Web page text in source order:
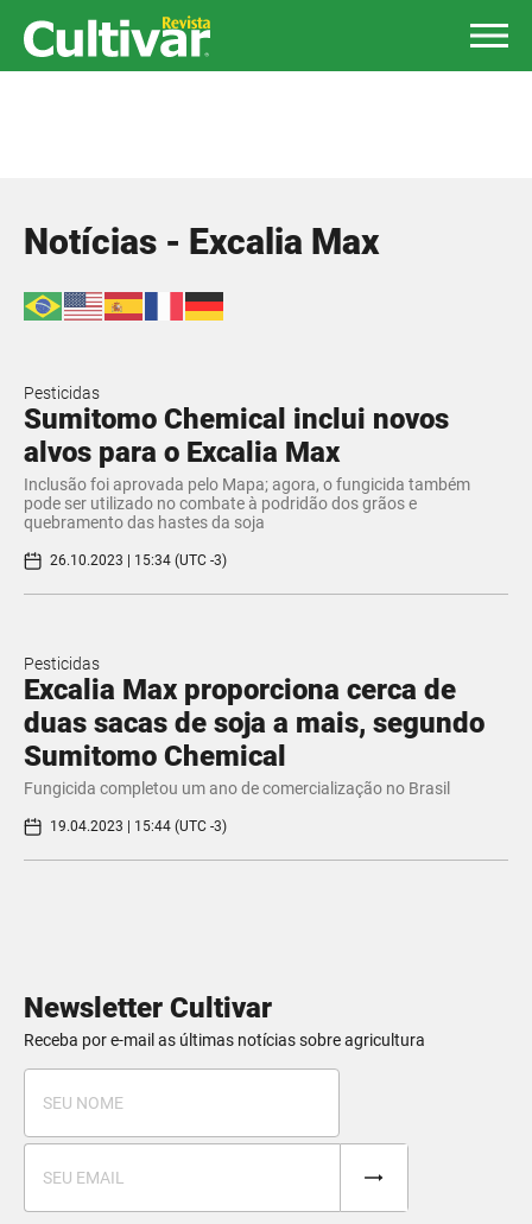
Notícias - Excalia Max
Pesticidas
Sumitomo Chemical inclui novos
alvos para o Excalia Max
Inclusão foi aprovada pelo Mapa; agora, o fungicida também
pode ser utilizado no combate à podridão dos grãos e
quebramento das hastes da soja
26.10.2023 | 15:34 (UTC -3)
Pesticidas
Excalia Max proporciona cerca de
duas sacas de soja a mais, segundo
Sumitomo Chemical
Fungicida completou um ano de comercialização no Brasil
19.04.2023 | 15:44 (UTC -3)
Newsletter Cultivar
Receba por e-mail as últimas notícias sobre agricultura